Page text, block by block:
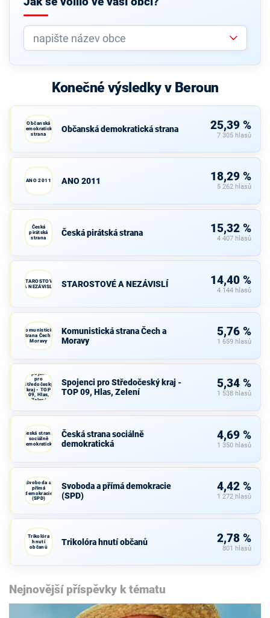
Konečné výsledky v Beroun
Občanská
demokratická
strana
Občanská demokratická strana 25,39 %
7 305 hlasů
ANO 2011 ANO 2011 18,29 %
5 262 hlasů
Česká
pirátská
strana
Česká pirátská strana 15,32 %
4 407 hlasů
STAROSTOVÉ
A NEZÁVISLÍ
STAROSTOVÉ A NEZÁVISLÍ 14,40 %
4 144 hlasů
Komunistická
strana Čech a
Moravy
Komunistická strana Čech a
Moravy
5,76 %
1 659 hlasů
Spojenci
pro
Středočeský
kraj - TOP
09, Hlas,
Zelení
Spojenci pro Středočeský kraj -
TOP 09, Hlas, Zelení
5,34 %
1 538 hlasů
Česká strana
sociálně
demokratická
Česká strana sociálně
demokratická
4,69 %
1 350 hlasů
Svoboda a
přímá
demokracie
(SPD)
Svoboda a přímá demokracie
(SPD)
4,42 %
1 272 hlasů
Trikolóra
hnutí
občanů
Trikolóra hnutí občanů 2,78 %
801 hlasů
Nejnovější příspěvky k tématu